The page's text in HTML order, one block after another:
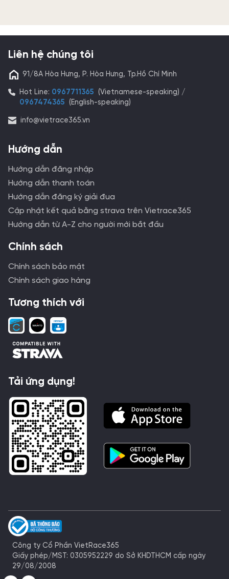
Liên hệ chúng tôi
91/8A Hòa Hưng, P. Hòa Hưng, Tp.Hồ Chí Minh
Hot Line: 0967711365 (Vietnamese-speaking) /
0967474365 (English-speaking)
info@vietrace365.vn
Hướng dẫn
Hướng dẫn đăng nhập
Hướng dẫn thanh toán
Hướng dẫn đăng ký giải đua
Cập nhật kết quả bằng strava trên Vietrace365
Hướng dẫn từ A-Z cho người mới bắt đầu
Chính sách
Chính sách bảo mật
Chính sách giao hàng
Tương thích với
Tải ứng dụng!
Công ty Cổ Phần VietRace365
Giấy phép/MST: 0305952229 do Sở KHDTHCM cấp ngày
29/08/2008